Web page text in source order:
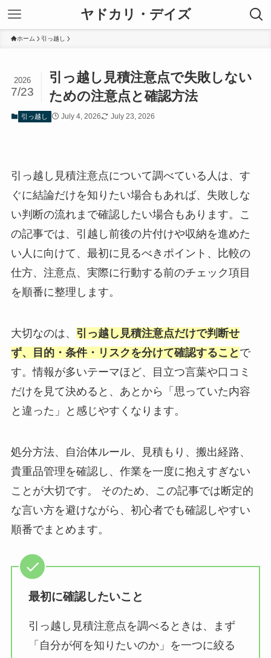
ヤドカリ・デイズ
ホーム 引っ越し
引っ越し見積注意点で失敗しない
ための注意点と確認方法
2026
7/23
引っ越し July 4, 2026 July 23, 2026
引っ越し見積注意点について調べている人は、す
ぐに結論だけを知りたい場合もあれば、失敗しな
い判断の流れまで確認したい場合もあります。こ
の記事では、引越し前後の片付けや収納を進めた
い人に向けて、最初に見るべきポイント、比較の
仕方、注意点、実際に行動する前のチェック項目
を順番に整理します。
大切なのは、 引っ越し見積注意点だけで判断せ
ず、目的・条件・リスクを分けて確認すること で
す。情報が多いテーマほど、目立つ言葉や口コミ
だけを見て決めると、あとから「思っていた内容
と違った」と感じやすくなります。
処分方法、自治体ルール、見積もり、搬出経路、
貴重品管理を確認し、作業を一度に抱えすぎない
ことが大切です。 そのため、この記事では断定的
な言い方を避けながら、初心者でも確認しやすい
順番でまとめます。
最初に確認したいこと
引っ越し見積注意点を調べるときは、まず
「自分が何を知りたいのか」を一つに絞る